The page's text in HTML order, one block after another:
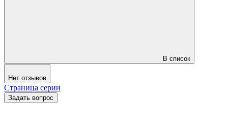
В список
Нет отзывов
Страница серии
Задать вопрос